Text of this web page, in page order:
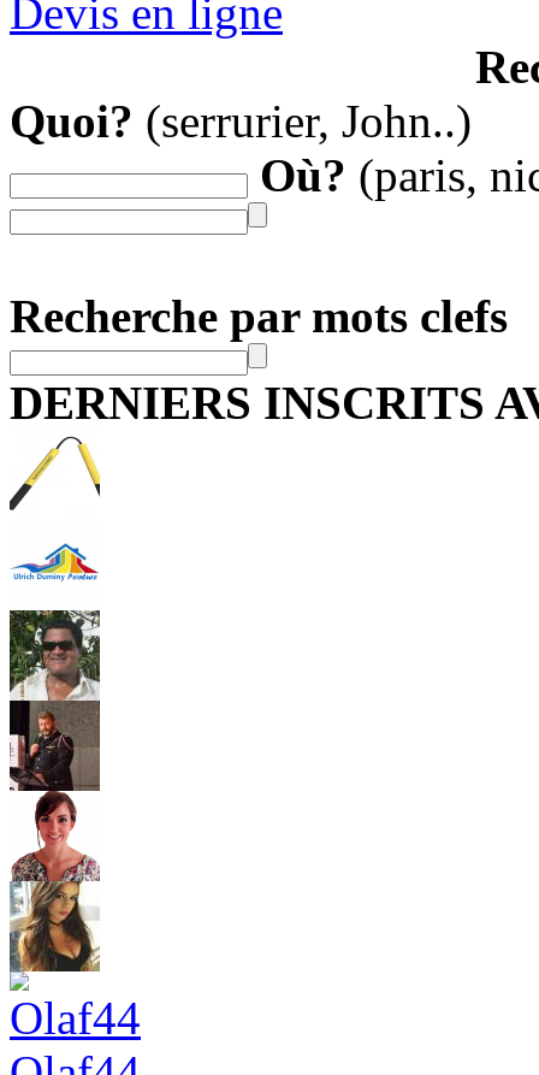
Devis en ligne
Quoi? (serrurier, John..)
Où? (paris,
Recherche par mots clefs
DERNIERS INSCRITS